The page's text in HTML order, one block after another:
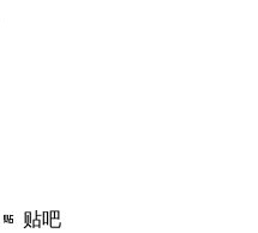
贴吧